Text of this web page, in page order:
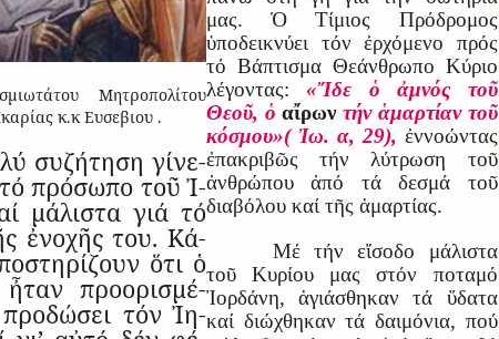
Μητροπολίτου
κ.κ Ευσεβιου .
συ­ζή­τηση γί­νε­
τό πρό­σωπο τοῦ Ἰ­
μά­λι­στα γιά τό
ἐ­νο­χῆς του. Κά­
ὅτι ὁ
ἦ­ταν προ­ο­ρι­σμέ­
τόν Ἰ­η­
μας. Ὁ Τίμιος Πρόδρομος
ὑποδεικνύει τόν ἐρχόμενο πρός
τό Βάπτισμα Θεάνθρωπο Κύριο
λέγοντας:
«Ἴδε ὁ ἀμνός τοῦ
Θεοῦ, ὁαἴρωντήν ἁμαρτίαν τοῦ
κόσμου»( Ἰω. α, 29), ἐννοώντας
ἐπακριβῶς τήν λύτρωση τοῦ
ἀνθρώπου ἀπό τά δεσμά τοῦ
διαβόλου καί τῆς ἁμαρτίας.
Μέ τήν εἴσοδο μάλιστα
τοῦ Κυρίου μας στόν ποταμό
Ἰορδάνη, ἁγιάσθηκαν τά ὕδατα
καί διώχθηκαν τά δαιμόνια, πού